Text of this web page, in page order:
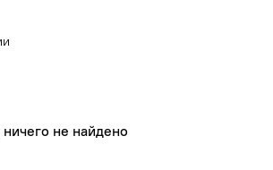
не найдено